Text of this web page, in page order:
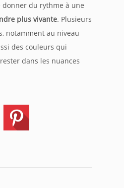
donner du rythme à une
plus vivante. Plusieurs
notamment au niveau
des couleurs qui
dans les nuances